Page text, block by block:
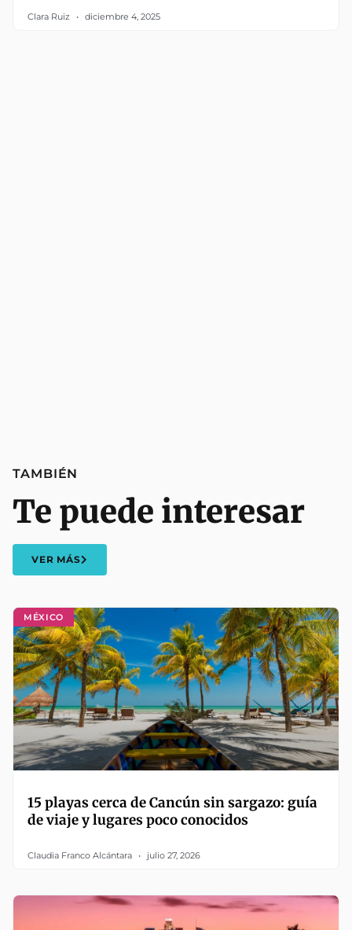
Clara Ruiz diciembre 4, 2025
MÉXICO
15 playas cerca de Cancún sin sargazo: guía
de viaje y lugares poco conocidos
Claudia Franco Alcántara julio 27, 2026
TAMBIÉN
Te puede interesar
VER MÁS